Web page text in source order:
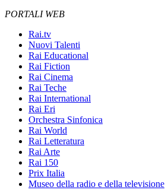
PORTALI WEB
Rai.tv
Nuovi Talenti
Rai Educational
Rai Fiction
Rai Cinema
Rai Teche
Rai International
Rai Eri
Orchestra Sinfonica
Rai World
Rai Letteratura
Rai Arte
Rai 150
Prix Italia
Museo della radio e della televisione